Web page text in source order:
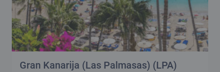
Gran Kanarija (Las Palmasas) (LPA)